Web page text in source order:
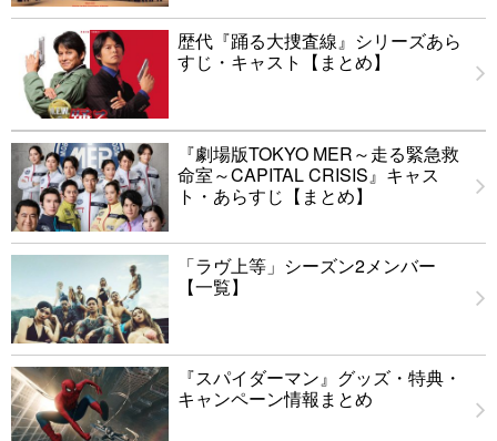
歴代『踊る大捜査線』シリーズあら
すじ・キャスト【まとめ】
『劇場版TOKYO MER～走る緊急救
命室～CAPITAL CRISIS』キャス
ト・あらすじ【まとめ】
「ラヴ上等」シーズン2メンバー
【一覧】
『スパイダーマン』グッズ・特典・
キャンペーン情報まとめ